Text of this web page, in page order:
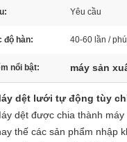
Yêu cầu
độ hàn: 40-60 lần /
nổi bật: máy sản
dệt lưới tự động tùy
dệt được chia thành
thế các sản phẩm nhập